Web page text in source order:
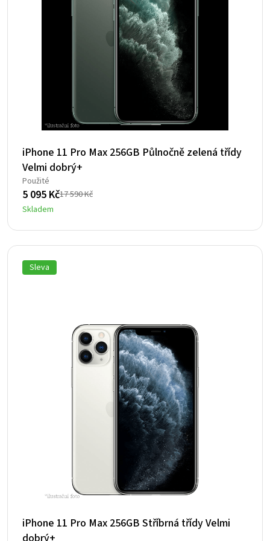
iPhone 11 Pro Max 256GB Půlnočně zelená třídy
Velmi dobrý+
Použité
17 590Kč
Původní
cena
byla:
17
590 Kč.
5 095 Kč
Aktuální
cena
je:
5
095 Kč.
Skladem
Sleva
iPhone 11 Pro Max 256GB Stříbrná třídy Velmi